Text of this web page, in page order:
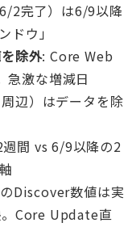
2完了）は6/9以降
ドウ」
除外: Core Web
急激な増減日
辺）はデータを除
間 vs 6/9以降の2
Discover数値は実
。Core Update直